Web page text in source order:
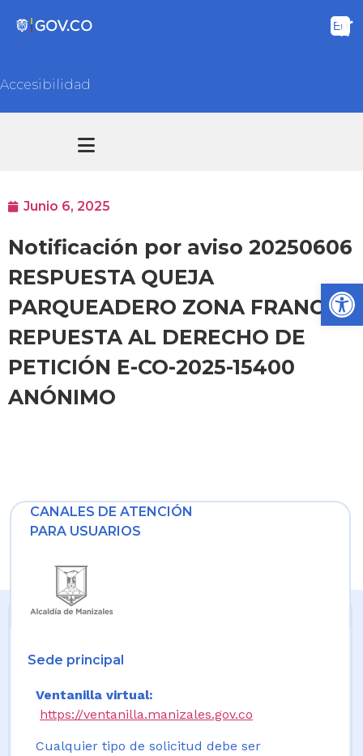
Accesibilidad
Junio 6, 2025
Notificación por aviso 20250606
RESPUESTA QUEJA
PARQUEADERO ZONA FRANCA
REPUESTA AL DERECHO DE
PETICIÓN E-CO-2025-15400
ANÓNIMO
CANALES DE ATENCIÓN
PARA USUARIOS
Sede principal
Ventanilla virtual:
https://ventanilla.manizales.gov.co
Cualquier tipo de solicitud debe ser